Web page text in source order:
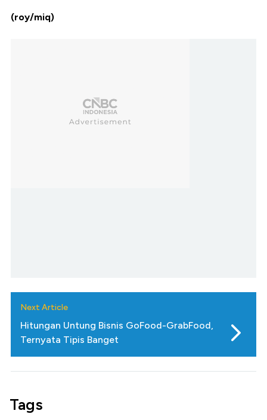
(roy/miq)
Next Article
Hitungan Untung Bisnis GoFood-GrabFood,
Ternyata Tipis Banget
Tags